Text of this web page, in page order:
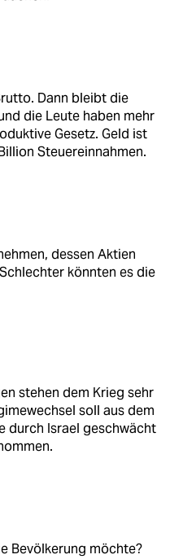
Dann bleibt die
die Leute haben mehr
Gesetz. Geld ist
Steuereinnahmen.
dessen Aktien
könnten es die
stehen dem Krieg sehr
soll aus dem
durch Israel geschwächt
Bevölkerung möchte?